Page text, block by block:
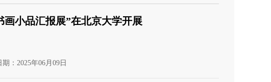
小品汇报展”在北京大学开展
期：2025年06月09日